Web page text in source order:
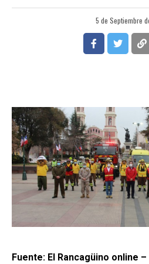
5 de Septiembre
Fuente: El Rancagüino online –